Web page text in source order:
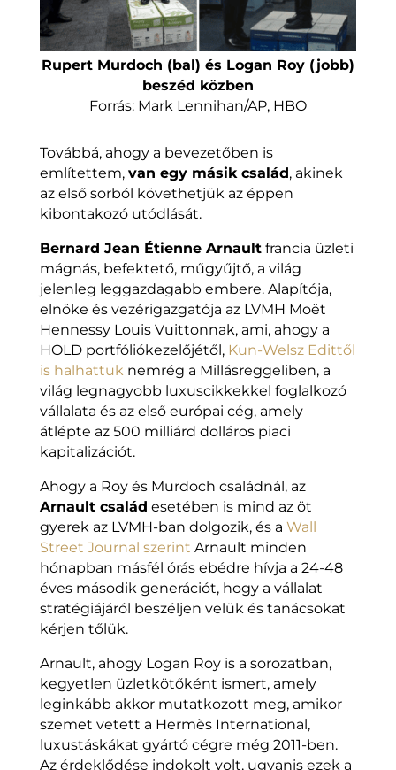
Rupert Murdoch (bal) és Logan Roy (jobb)
beszéd közben
Forrás: Mark Lennihan/AP, HBO
Továbbá, ahogy a bevezetőben is
említettem, van egy másik család, akinek
az első sorból követhetjük az éppen
kibontakozó utódlását.
Bernard Jean Étienne Arnaultfrancia üzleti
mágnás, befektető, műgyűjtő, a világ
jelenleg leggazdagabb embere. Alapítója,
elnöke és vezérigazgatója az LVMH Moët
Hennessy Louis Vuittonnak, ami, ahogy a
HOLD portfóliókezelőjétől, Kun-Welsz Edittől
is halhattuknemrég a Millásreggeliben, a
világ legnagyobb luxuscikkekkel foglalkozó
vállalata és az első európai cég, amely
átlépte az 500 milliárd dolláros piaci
kapitalizációt.
Ahogy a Roy és Murdoch családnál, az
Arnault család esetében is mind az öt
gyerek az LVMH-ban dolgozik, és a Wall
Street Journal szerint Arnault minden
hónapban másfél órás ebédre hívja a 24-48
éves második generációt, hogy a vállalat
stratégiájáról beszéljen velük és tanácsokat
kérjen tőlük.
Arnault, ahogy Logan Roy is a sorozatban,
kegyetlen üzletkötőként ismert, amely
leginkább akkor mutatkozott meg, amikor
szemet vetett a Hermès International,
luxustáskákat gyártó cégre még 2011-ben.
Az érdeklődése indokolt volt, ugyanis ezek a